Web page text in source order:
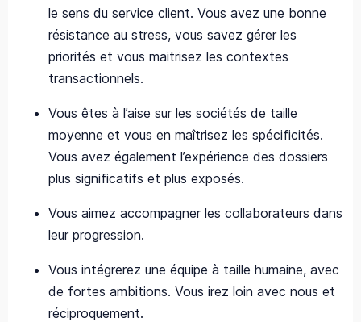
le sens du service client. Vous avez une bonne
résistance au stress, vous savez gérer les
priorités et vous maitrisez les contextes
transactionnels.
Vous êtes à l’aise sur les sociétés de taille
moyenne et vous en maîtrisez les spécificités.
Vous avez également l’expérience des dossiers
plus significatifs et plus exposés.
Vous aimez accompagner les collaborateurs dans
leur progression.
Vous intégrerez une équipe à taille humaine, avec
de fortes ambitions. Vous irez loin avec nous et
réciproquement.